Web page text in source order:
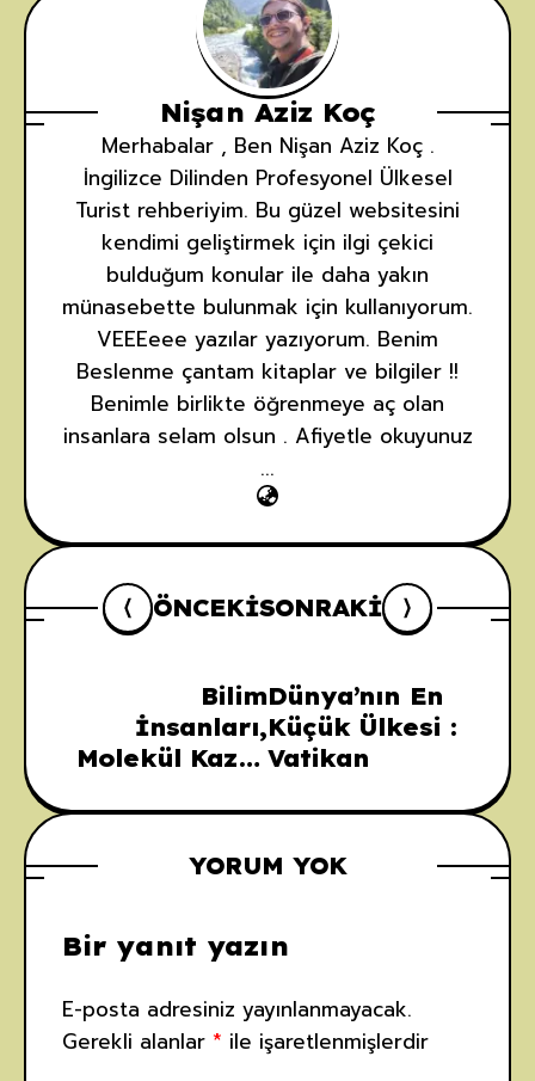
Nişan Aziz Koç
Merhabalar , Ben Nişan Aziz Koç .
İngilizce Dilinden Profesyonel Ülkesel
Turist rehberiyim. Bu güzel websitesini
kendimi geliştirmek için ilgi çekici
bulduğum konular ile daha yakın
münasebette bulunmak için kullanıyorum.
VEEEeee yazılar yazıyorum. Benim
Beslenme çantam kitaplar ve bilgiler !!
Benimle birlikte öğrenmeye aç olan
insanlara selam olsun . Afiyetle okuyunuz
...
ÖNCEKISONRAKI
Bilim
İnsanları,
Molekül Kazısı
Yiyeceklerin
Arkeolojisini
Açığa
Dünya’nın En
Küçük Ülkesi :
Vatikan
YORUM YOK
Bir yanıt yazın
E-posta adresiniz yayınlanmayacak.
Gerekli alanlar * ile işaretlenmişlerdir